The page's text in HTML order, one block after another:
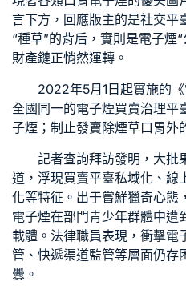
言下方，回應版主的是社交平
“種草”的背后，實則是電子煙
財產鏈正悄然運轉。
2022年5月1日起實施的
全國同一的電子煙買賣治理平
子煙；制止發賣除煙草口胃外
記者查詢拜訪發明，大批
道，浮現買賣平臺私域化、線
化等特征。出于嘗鮮獵奇心態
電子煙在部門青少年群體中遭
載體。法律職員表現，衝擊電
管、快遞渠道監管等層面仍存
釁。